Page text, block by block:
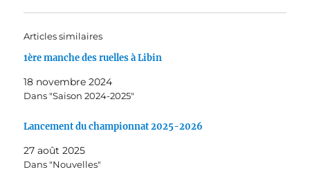
Articles similaires
1ère manche des ruelles à Libin
18 novembre 2024
Dans "Saison 2024-2025"
Lancement du championnat 2025-2026
27 août 2025
Dans "Nouvelles"